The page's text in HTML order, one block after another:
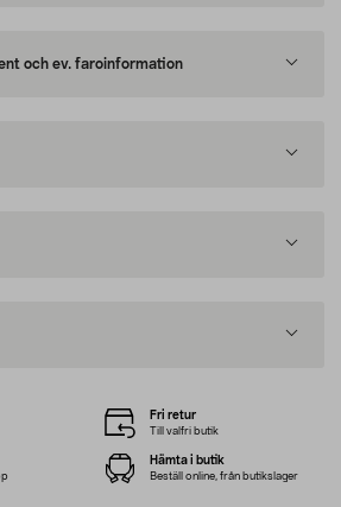
och ev. faroinformation
Fri retur
Till valfri butik
Hämta i butik
Beställ online, från butikslager